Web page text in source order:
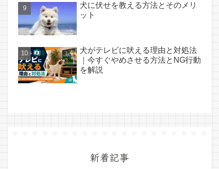
犬に伏せを教える方法とそのメリ
ット
犬がテレビに吠える理由と対処法
｜今すぐやめさせる方法とNG行動
を解説
新着記事